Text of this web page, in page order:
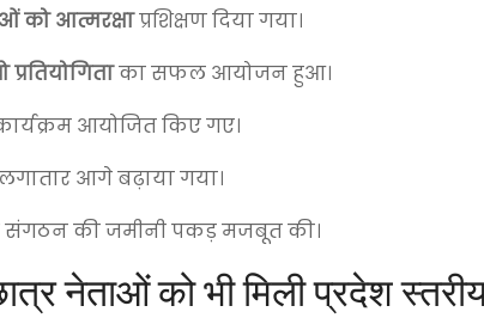
को आत्मरक्षाप्रशिक्षण दिया गया।
का सफल आयोजन हुआ।
आयोजित किए गए।
आगे बढ़ाया गया।
संगठन की जमीनी पकड़ मजबूत की।
को भी मिली प्रदेश स्तरीय